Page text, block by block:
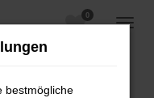
0
bestmögliche